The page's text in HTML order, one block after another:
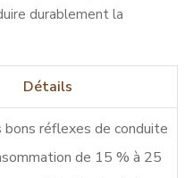
durablement la
Détails
réflexes de conduite
de 15 % à 25